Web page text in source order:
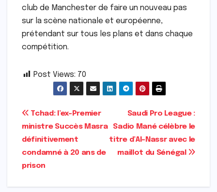
club de Manchester de faire un nouveau pas
sur la scène nationale et européenne,
prétendant sur tous les plans et dans chaque
compétition.
Post Views: 70
Navigation
de
l’article
Saudi Pro League :
Sadio Mané célèbre le
titre d’Al-Nassr avec le
maillot du Sénégal
Tchad: l’ex-Premier
ministre Succès Masra
définitivement
condamné à 20 ans de
prison